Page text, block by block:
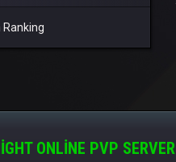
Ranking
ONLINE PVP SERVER